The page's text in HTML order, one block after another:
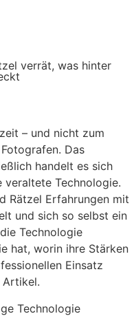
verrät, was hinter
– und nicht zum
Das
handelt es sich
Technologie.
Rätzel Erfahrungen mit
und sich so selbst ein
Technologie
hat, worin ihre Stärken
Einsatz
Artikel.
Technologie